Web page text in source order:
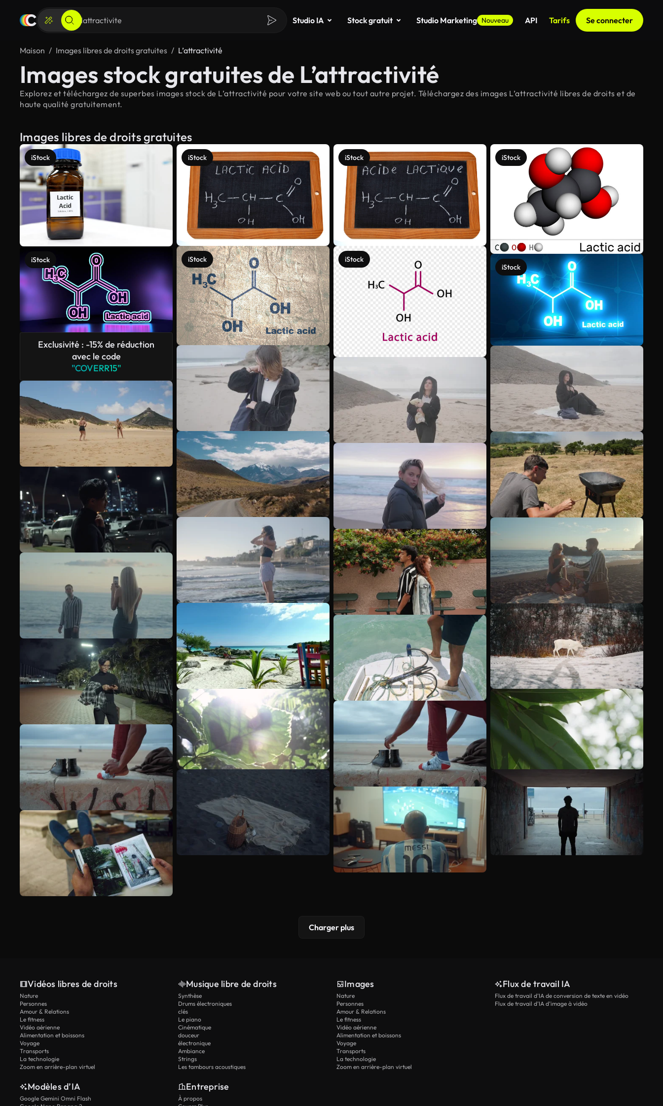
Studio IA Stock gratuit Studio Marketing Nouveau API Tarifs Se connecter
Maison Images libres de droits gratuites L’attractivité
Images stock gratuites de L’attractivité
Explorez et téléchargez de superbes images stock de L’attractivité pour votre site web ou tout autre projet. Téléchargez des images L’attractivité libres de droits et de
haute qualité gratuitement.
Images libres de droits gratuites
iStock
iStock
Exclusivité : -15% de réduction
avec le code
"COVERR15"
iStock
iStock
iStock
iStock
iStock
iStock
Voir plus
Charger plus
Vidéos libres de droits
Nature
Personnes
Amour & Relations
Le fitness
Vidéo aérienne
Alimentation et boissons
Voyage
Transports
La technologie
Zoom en arrière-plan virtuel
Musique libre de droits
Synthèse
Drums électroniques
clés
Le piano
Cinématique
douceur
électronique
Ambiance
Strings
Les tambours acoustiques
Images
Nature
Personnes
Amour & Relations
Le fitness
Vidéo aérienne
Alimentation et boissons
Voyage
Transports
La technologie
Zoom en arrière-plan virtuel
Flux de travail IA
Flux de travail d’IA de conversion de texte en vidéo
Flux de travail d’IA d’image à vidéo
Modèles d’IA
Google Gemini Omni Flash
Entreprise
À propos